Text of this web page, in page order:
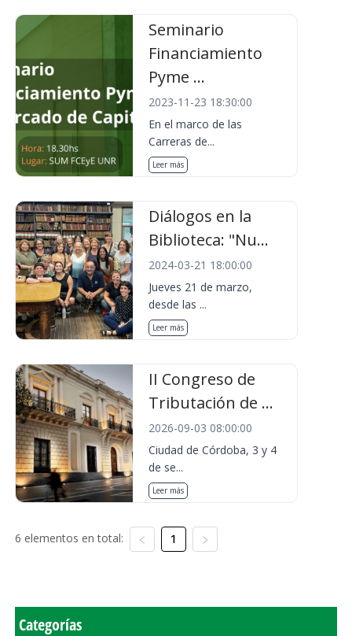
Seminario
Financiamiento
Pyme ...
2023-11-23 18:30:00
En el marco de las
Carreras de...
Leer más
Diálogos en la
Biblioteca: "Nu...
2024-03-21 18:00:00
Jueves 21 de marzo,
desde las ...
Leer más
II Congreso de
Tributación de ...
2026-09-03 08:00:00
Ciudad de Córdoba, 3 y 4
de se...
Leer más
6 elementos en total: 1
Categorías